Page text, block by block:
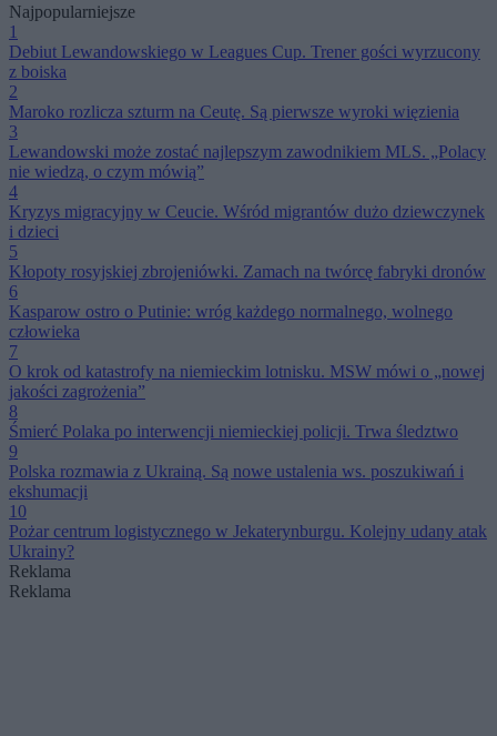
Najpopularniejsze
1
Debiut Lewandowskiego w Leagues Cup. Trener gości wyrzucony
z boiska
2
Maroko rozlicza szturm na Ceutę. Są pierwsze wyroki więzienia
3
Lewandowski może zostać najlepszym zawodnikiem MLS. „Polacy
nie wiedzą, o czym mówią”
4
Kryzys migracyjny w Ceucie. Wśród migrantów dużo dziewczynek
i dzieci
5
Kłopoty rosyjskiej zbrojeniówki. Zamach na twórcę fabryki dronów
6
Kasparow ostro o Putinie: wróg każdego normalnego, wolnego
człowieka
7
O krok od katastrofy na niemieckim lotnisku. MSW mówi o „nowej
jakości zagrożenia”
8
Śmierć Polaka po interwencji niemieckiej policji. Trwa śledztwo
9
Polska rozmawia z Ukrainą. Są nowe ustalenia ws. poszukiwań i
ekshumacji
10
Pożar centrum logistycznego w Jekaterynburgu. Kolejny udany atak
Ukrainy?
Reklama
Reklama